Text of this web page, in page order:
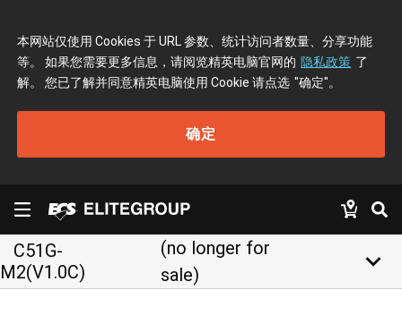
本网站仅使用 Cookies 于 URL 参数、统计访问者数量、分享功能
等。 如果您需要更多信息，请阅览精英电脑官网的 隐私政策 了
解。 您已了解并同意精英电脑使用 Cookie 请点选 "确定"。
确定
C51G-
M2(V1.0C)
(no longer for
sale)
keyboard_arrow_down